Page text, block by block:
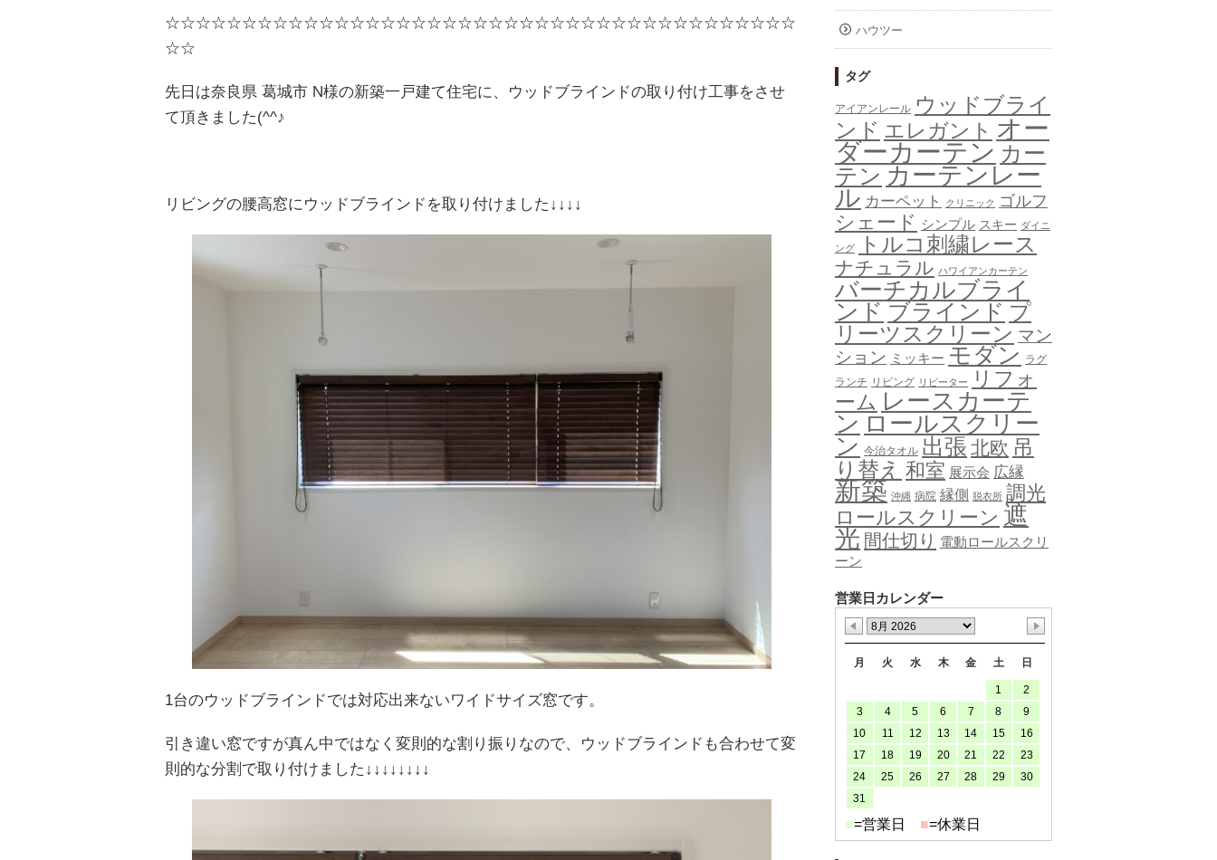
☆☆☆☆☆☆☆☆☆☆☆☆☆☆☆☆☆☆☆☆☆☆☆☆☆☆☆☆☆☆☆☆☆☆☆☆☆☆☆☆☆
☆☆
先日は奈良県 葛城市 N様の新築一戸建て住宅に、ウッドブラインドの取り付け工事をさせ
て頂きました(^^♪
リビングの腰高窓にウッドブラインドを取り付けました↓↓↓↓
1台のウッドブラインドでは対応出来ないワイドサイズ窓です。
引き違い窓ですが真ん中ではなく変則的な割り振りなので、ウッドブラインドも合わせて変
則的な分割で取り付けました↓↓↓↓↓↓↓↓
ハウツー
タグ
アイアンレール ウッドブライ
ンド エレガント オー
ダーカーテン カー
テン カーテンレー
ル カーペット クリニック ゴルフ
シェード シンプル スキー ダイニ
ング トルコ刺繍レース
ナチュラル ハワイアンカーテン
バーチカルブライ
ンド ブラインド プ
リーツスクリーン マン
ション ミッキー モダン ラグ
ランチ リビング リピーター
リフォ
ーム レースカーテ
ン ロールスクリー
ン 今治タオル 出張 北欧 吊
り替え 和室 展示会 広縁
新築 沖縄 病院 縁側 脱衣所 調光
ロールスクリーン 遮
光 間仕切り 電動ロールスクリ
ーン
営業日カレンダー
月 火 水 木 金 土 日
1
2
3
4 5 6 7 8
9
10
11 12 13 14 15
16
17
18 19 20 21 22
23
24
25 26 27 28 29
30
31
■=営業日 ■=休業日